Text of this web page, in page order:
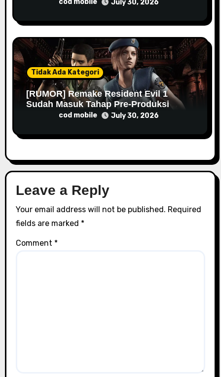
cod mobile July 30, 2026
Tidak Ada Kategori
[RUMOR] Remake Resident Evil 1
Sudah Masuk Tahap Pre-Produksi
Sejak Tahun Lalu
cod mobile July 30, 2026
Leave a Reply
Your email address will not be published. Required
fields are marked *
Comment *